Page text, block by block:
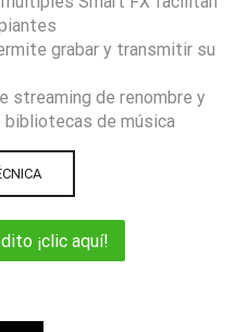
grabar y transmitir su
streaming de renombre y
bibliotecas de música
¡clic aquí!